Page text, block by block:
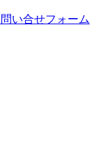
い合せフォーム